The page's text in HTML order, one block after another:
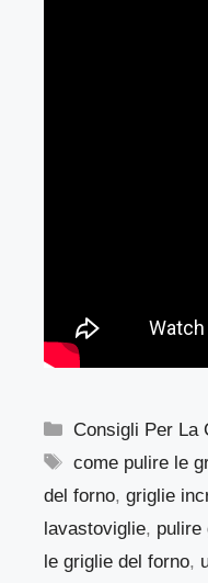
Categorie
Consigli Per La
Tag
come pulire le
del forno, griglie
lavastoviglie, pulire
le griglie del forno,